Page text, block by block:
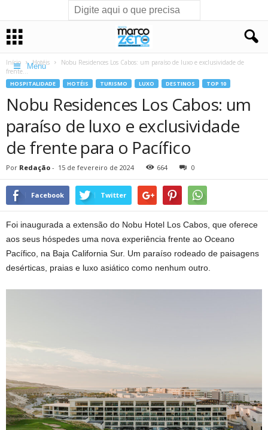
Menu
Início Hotéis
Nobu Residences Los Cabos: um paraíso de luxo e exclusividade de
frente...
HOSPITALIDADE HOTÉIS TURISMO LUXO DESTINOS TOP 10
Nobu Residences Los Cabos: um
paraíso de luxo e exclusividade
de frente para o Pacífico
Por Redação - 15 de fevereiro de 2024 664 0
Facebook Twitter
Foi inaugurada a extensão do Nobu Hotel Los Cabos, que oferece
aos seus hóspedes uma nova experiência frente ao Oceano
Pacífico, na Baja California Sur. Um paraíso rodeado de paisagens
desérticas, praias e luxo asiático como nenhum outro.